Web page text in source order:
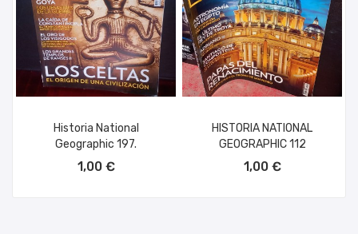
Historia National
Geographic 197.
1,00 €
HISTORIA NATIONAL
GEOGRAPHIC 112
1,00 €